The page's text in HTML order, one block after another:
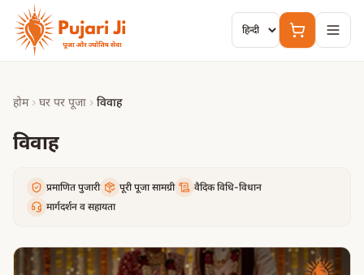
मुख्य सामग्री पर जाएं
होम › घर पर पूजा › विवाह
विवाह
प्रमाणित पुजारी पूरी पूजा सामग्री
वैदिक विधि-विधान
मार्गदर्शन व सहायता